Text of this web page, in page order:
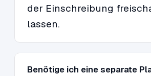
der Einschreibung
lassen.
Benötige ich eine separate